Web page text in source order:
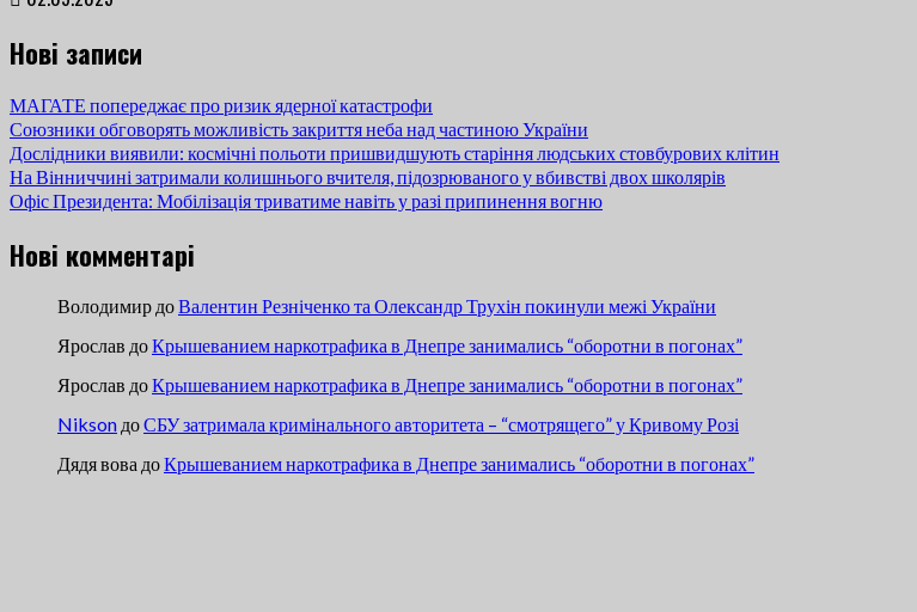
Нові записи
МАГАТЕ попереджає про ризик ядерної катастрофи
Союзники обговорять можливість закриття неба над частиною України
Дослідники виявили: космічні польоти пришвидшують старіння людських стовбурових клітин
На Вінниччині затримали колишнього вчителя, підозрюваного у вбивстві двох школярів
Офіс Президента: Мобілізація триватиме навіть у разі припинення вогню
Нові комментарі
Володимир доВалентин Резніченко та Олександр Трухін покинули межі України
Ярослав доКрышеванием наркотрафика в Днепре занимались “оборотни в погонах”
Ярослав доКрышеванием наркотрафика в Днепре занимались “оборотни в погонах”
Nikson доСБУ затримала кримінального авторитета – “смотрящего” у Кривому Розі
Дядя вова доКрышеванием наркотрафика в Днепре занимались “оборотни в погонах”